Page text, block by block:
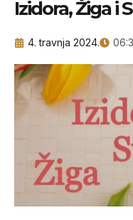
Izidora, Žiga i
4. travnja 2024.